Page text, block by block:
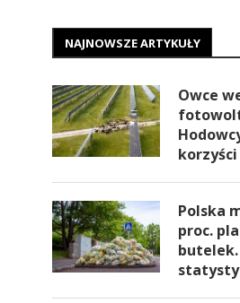
NAJNOWSZE ARTYKUŁY
Owce
korzyści
Polska
proc.
butelek.